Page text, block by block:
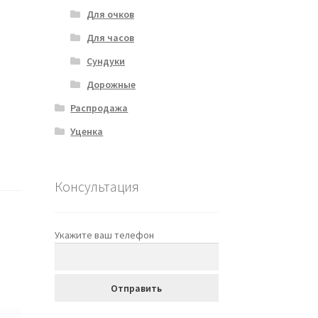
Для очков
Для часов
Сундуки
Дорожные
Распродажа
Уценка
Консультация
Укажите ваш телефон